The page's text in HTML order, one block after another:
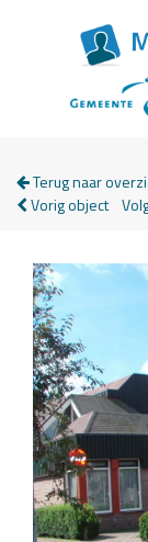
Terug naar
Vorig object